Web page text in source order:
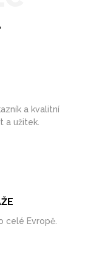
a kvalitní
a užitek.
celé Evropě.